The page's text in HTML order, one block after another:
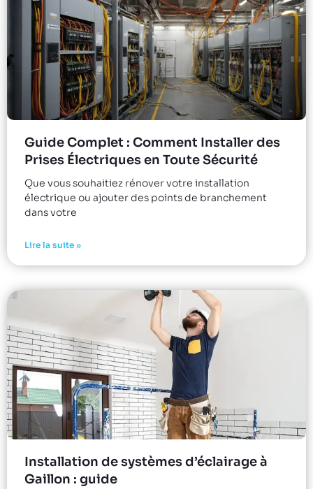
Guide Complet : Comment Installer des
Prises Électriques en Toute Sécurité
Que vous souhaitiez rénover votre installation
électrique ou ajouter des points de branchement
dans votre
Lire la suite »
Installation de systèmes d’éclairage à
Gaillon : guide